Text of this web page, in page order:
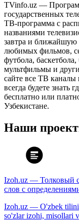
TVinfo.uz —
государственных
ТВ-программа с
названиями
завтра и ближайшую
любимых фильмов,
футбола,
мультфильмы и
сайте все ТВ
всегда будете знать
бесплатно или
Узбекистане.
Наши
Izoh.uz — Толковый
слов с
Izoh.uz — O'zbek
so'zlar izohi, misollari